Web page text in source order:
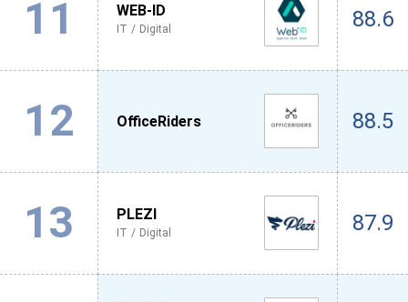
11 WEB-ID
IT / Digital 88.6
12 OfficeRiders 88.5
13 PLEZI
IT / Digital 87.9